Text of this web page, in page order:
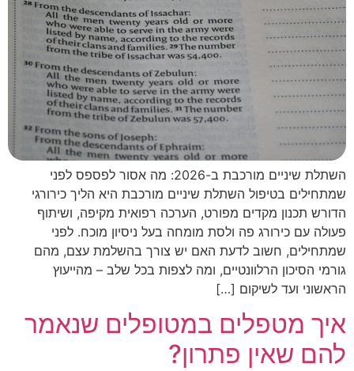
השתלת שיניים מורכבת ב-2026: מה אסור לפספס לפני
שמתחילים בטיפול השתלת שיניים מורכבת היא הליך כירורגי
הדורש תכנון מקדים מפורט, הערכה רפואית מקיפה, ושיתוף
פעולה עם כירורג פה ולסת מומחה בעל ניסיון מוכח. לפני
שמתחילים, חשוב לדעת האם יש צורך בהשלמת עצם, מהם
גורמי הסיכון הרלוונטיים, ומה לצפות בכל שלב – מהייעוץ
הראשוני ועד לשיקום […]
איך מטפלים במטופלים שנאמר
להם שאין פתרון?